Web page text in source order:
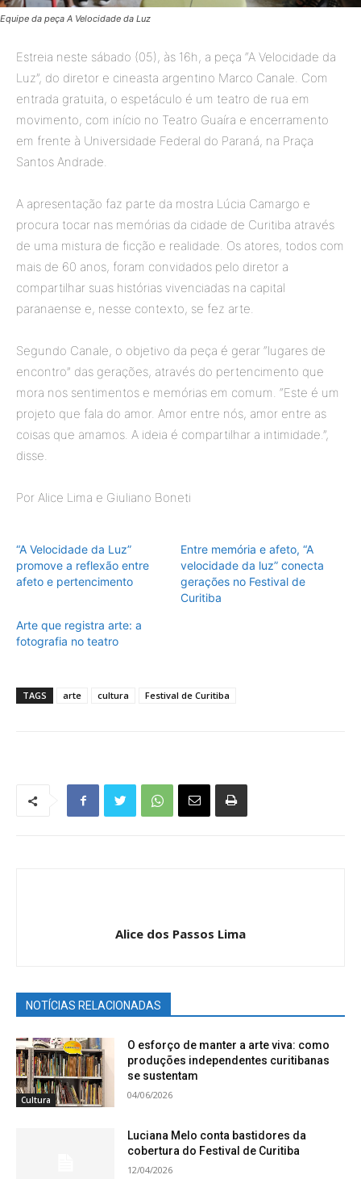
Equipe da peça A Velocidade da Luz
Estreia neste sábado (05), às 16h, a peça “A Velocidade da
Luz”, do diretor e cineasta argentino Marco Canale. Com
entrada gratuita, o espetáculo é um teatro de rua em
movimento, com início no Teatro Guaíra e encerramento
em frente à Universidade Federal do Paraná, na Praça
Santos Andrade.
A apresentação faz parte da mostra Lúcia Camargo e
procura tocar nas memórias da cidade de Curitiba através
de uma mistura de ficção e realidade. Os atores, todos com
mais de 60 anos, foram convidados pelo diretor a
compartilhar suas histórias vivenciadas na capital
paranaense e, nesse contexto, se fez arte.
Segundo Canale, o objetivo da peça é gerar “lugares de
encontro” das gerações, através do pertencimento que
mora nos sentimentos e memórias em comum. “Este é um
projeto que fala do amor. Amor entre nós, amor entre as
coisas que amamos. A ideia é compartilhar a intimidade.”,
disse.
Por Alice Lima e Giuliano Boneti
“A Velocidade da Luz”
promove a reflexão entre
afeto e pertencimento
Entre memória e afeto, “A
velocidade da luz” conecta
gerações no Festival de
Curitiba
Arte que registra arte: a
fotografia no teatro
TAGS arte cultura Festival de Curitiba
Alice dos Passos Lima
NOTÍCIAS RELACIONADAS
Cultura
O esforço de manter a arte viva: como
produções independentes curitibanas
se sustentam
04/06/2026
Luciana Melo conta bastidores da
cobertura do Festival de Curitiba
12/04/2026